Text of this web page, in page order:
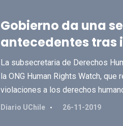
Gobierno da una
antecedentes tras
La subsecretaria de Derechos
la ONG Human Rights Watch,
violaciones a los derechos
Diario UChile 26-11-2019